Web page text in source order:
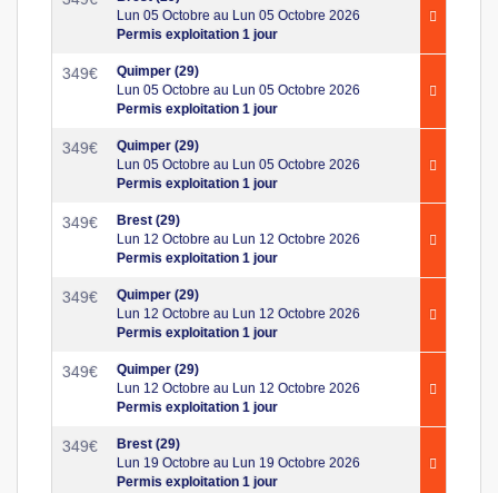
Lun 05 Octobre au Lun 05 Octobre 2026
Permis exploitation 1 jour
349€
Quimper (29)
Lun 05 Octobre au Lun 05 Octobre 2026
Permis exploitation 1 jour
349€
Quimper (29)
Lun 05 Octobre au Lun 05 Octobre 2026
Permis exploitation 1 jour
349€
Brest (29)
Lun 12 Octobre au Lun 12 Octobre 2026
Permis exploitation 1 jour
349€
Quimper (29)
Lun 12 Octobre au Lun 12 Octobre 2026
Permis exploitation 1 jour
349€
Quimper (29)
Lun 12 Octobre au Lun 12 Octobre 2026
Permis exploitation 1 jour
349€
Brest (29)
Lun 19 Octobre au Lun 19 Octobre 2026
Permis exploitation 1 jour